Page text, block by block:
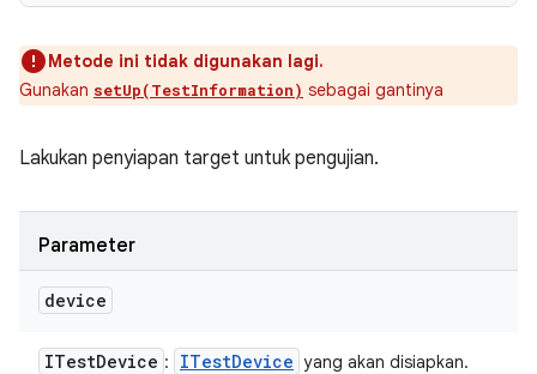
Metode ini tidak digunakan lagi.
Gunakan setUp(TestInformation) sebagai gantinya
Lakukan penyiapan target untuk pengujian.
Parameter
device
ITestDevice : ITestDevice yang akan disiapkan.